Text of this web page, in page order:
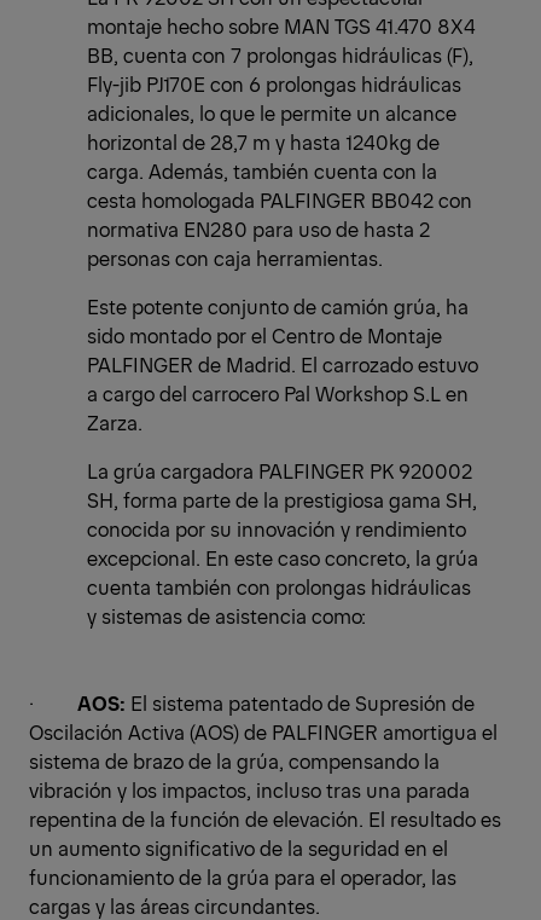
montaje hecho sobre MAN TGS 41.470 8X4
BB, cuenta con 7 prolongas hidráulicas (F),
Fly-jib PJ170E con 6 prolongas hidráulicas
adicionales, lo que le permite un alcance
horizontal de 28,7 m y hasta 1240kg de
carga. Además, también cuenta con la
cesta homologada PALFINGER BB042 con
normativa EN280 para uso de hasta 2
personas con caja herramientas.
Este potente conjunto de camión grúa, ha
sido montado por el Centro de Montaje
PALFINGER de Madrid. El carrozado estuvo
a cargo del carrocero Pal Workshop S.L en
Zarza.
La grúa cargadora PALFINGER PK 920002
SH, forma parte de la prestigiosa gama SH,
conocida por su innovación y rendimiento
excepcional. En este caso concreto, la grúa
cuenta también con prolongas hidráulicas
y sistemas de asistencia como:
· AOS: El sistema patentado de Supresión de
Oscilación Activa (AOS) de PALFINGER amortigua el
sistema de brazo de la grúa, compensando la
vibración y los impactos, incluso tras una parada
repentina de la función de elevación. El resultado es
un aumento significativo de la seguridad en el
funcionamiento de la grúa para el operador, las
cargas y las áreas circundantes.